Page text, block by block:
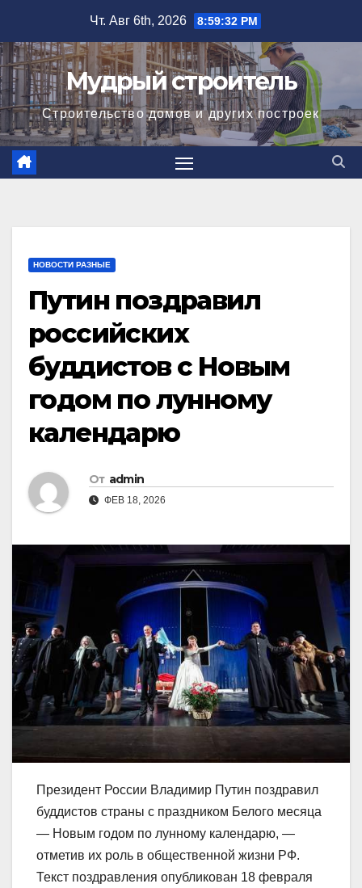
содержимому
Чт. Авг 6th, 2026 8:59:33 PM
Мудрый строитель
Строительство домов и других построек
НОВОСТИ РАЗНЫЕ
Путин поздравил
российских
буддистов с Новым
годом по лунному
календарю
От admin
ФЕВ 18, 2026
Президент России Владимир Путин поздравил
буддистов страны с праздником Белого месяца
— Новым годом по лунному календарю, —
отметив их роль в общественной жизни РФ.
Текст поздравления опубликован 18 февраля